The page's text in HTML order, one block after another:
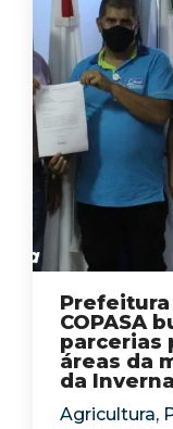
COPASA
parcerias
áreas da
da
Agricultura,